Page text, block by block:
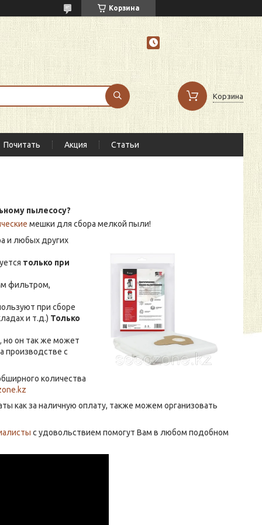
Корзина
Корзина
Почитать Акция Статьи
пылесосу?
мешки для сбора мелкой пыли!
и любых других
только при
фильтром,
при сборе
и т.д.) Только
но он так же может
производстве с
количества
как за наличную оплату, также можем организовать
с удовольствием помогут Вам в любом подобном